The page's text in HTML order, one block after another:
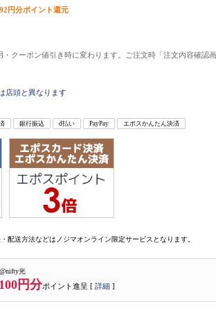
円分ポイント還元
クーポン値引き時に変わります。ご注文時「注文内容確認
店頭と異なります
銀行振込 d払い PayPay エポスかんたん決済
配送方法などはノジマオンライン限定サービスとなります。
光
円分ポイント進呈 [ 詳細 ]